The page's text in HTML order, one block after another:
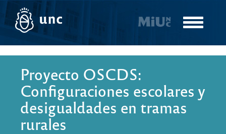
Pasar
contenido
Toggle
Proyecto OSCDS:
Configuraciones escolares y
desigualdades en tramas
rurales